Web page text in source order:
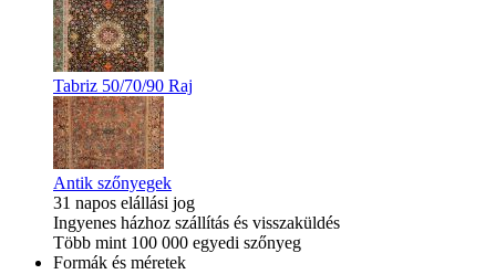
Tabriz 50/70/90 Raj
Antik szőnyegek
31 napos elállási jog
Ingyenes házhoz szállítás és visszaküldés
Több mint 100 000 egyedi szőnyeg
Formák és méretek